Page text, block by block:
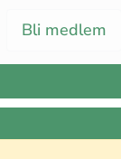
Bli medlem